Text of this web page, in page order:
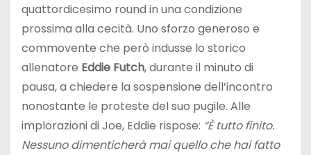
quattordicesimo round in una condizione
prossima alla cecità. Uno sforzo generoso e
commovente che però indusse lo storico
allenatore Eddie Futch, durante il minuto di
pausa, a chiedere la sospensione dell’incontro
nonostante le proteste del suo pugile. Alle
implorazioni di Joe, Eddie rispose: “È tutto finito.
Nessuno dimenticherà mai quello che hai fatto